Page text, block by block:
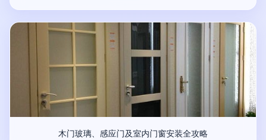
木门玻璃、感应门及室内门窗安装全攻略